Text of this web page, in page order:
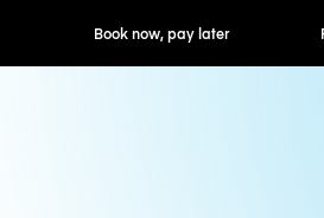
now, pay later Free cancellation